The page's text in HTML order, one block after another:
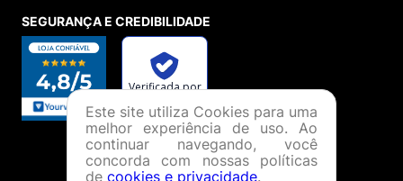
SEGURANÇA E CREDIBILIDADE
Este site utiliza Cookies para uma
melhor experiência de uso. Ao
continuar navegando, você
concorda com nossas políticas
de cookies e privacidade.